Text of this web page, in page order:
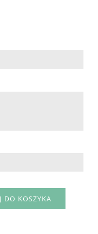
DO KOSZYKA